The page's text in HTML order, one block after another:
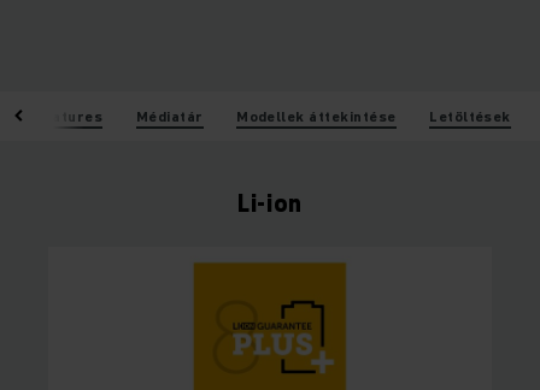
Features Médiatár Modellek áttekintése Letöltések
Li-ion